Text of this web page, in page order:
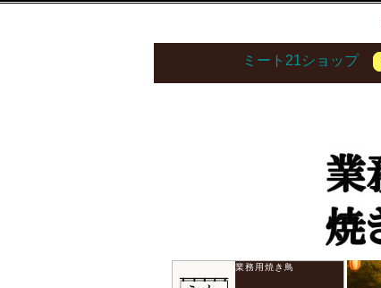
ミート21ショップ